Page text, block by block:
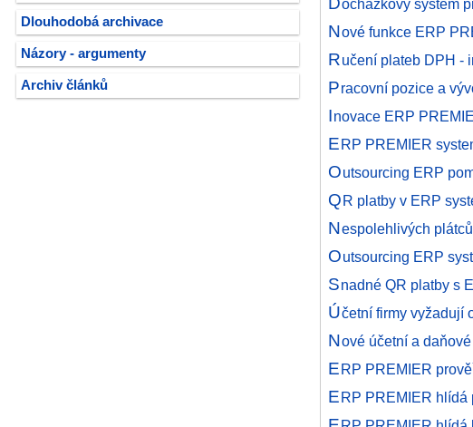
Dlouhodobá archivace
Názory - argumenty
Archiv článků
ocházkový systém
Nové funkce ERP
Ručení plateb DPH -
Pracovní pozice a
Inovace ERP
ERP PREMIER
Outsourcing ERP
QR platby v ERP
Nespolehlivých
Outsourcing ERP
Snadné QR platby s
Účetní firmy vyžadují
Nové účetní a
ERP PREMIER
ERP PREMIER hlídá